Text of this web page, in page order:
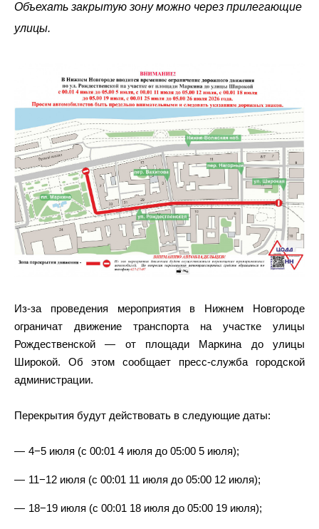
Объехать закрытую зону можно через прилегающие
улицы.
Из‑за проведения мероприятия в Нижнем Новгороде
ограничат движение транспорта на участке улицы
Рождественской — от площади Маркина до улицы
Широкой. Об этом сообщает пресс-служба городской
администрации.
Перекрытия будут действовать в следующие даты:
4−5 июля (с 00:01 4 июля до 05:00 5 июля);
11−12 июля (с 00:01 11 июля до 05:00 12 июля);
18−19 июля (с 00:01 18 июля до 05:00 19 июля);